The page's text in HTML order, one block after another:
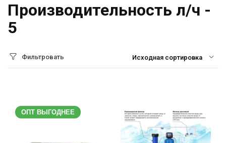
Производительность л/ч -
5
Фильтровать
ОПТ ВЫГОДНЕЕ